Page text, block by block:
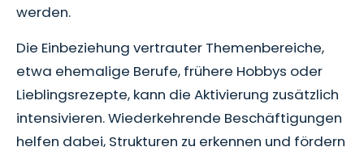
werden.
Die Einbeziehung vertrauter Themenbereiche,
etwa ehemalige Berufe, frühere Hobbys oder
Lieblingsrezepte, kann die Aktivierung zusätzlich
intensivieren. Wiederkehrende Beschäftigungen
helfen dabei, Strukturen zu erkennen und fördern